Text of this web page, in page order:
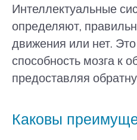
Интеллектуальные
определяют,
движения или нет.
способность мозга к
предоставляя
Каковы